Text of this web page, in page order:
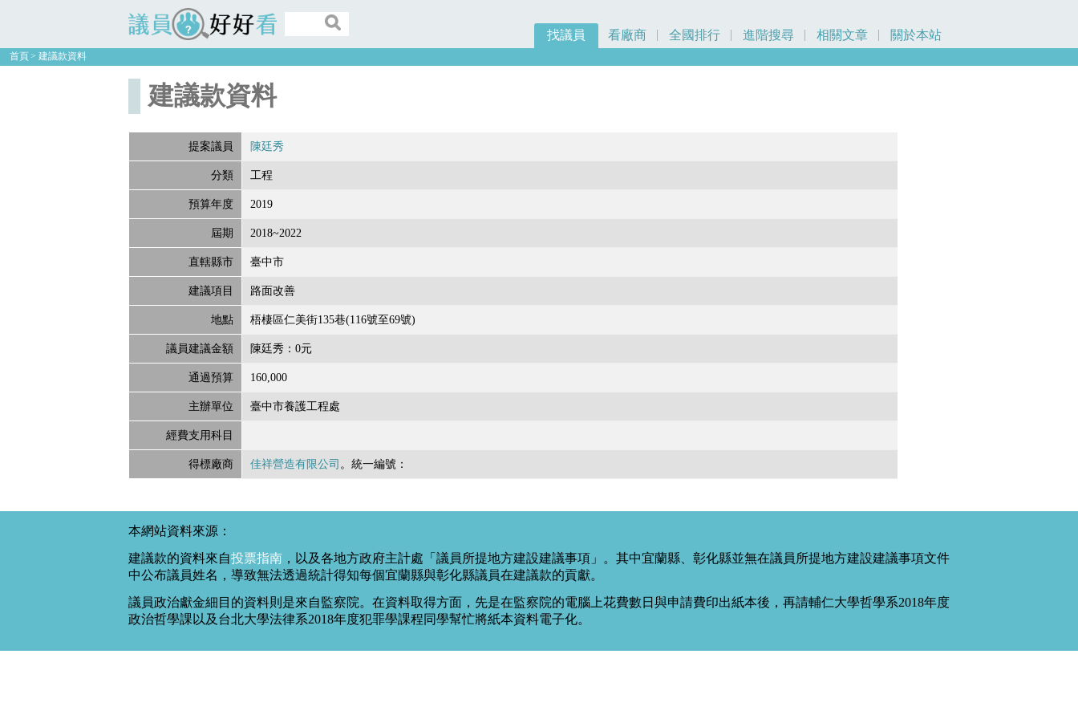
議員好好看
找議員 看廠商 全國排行 進階搜尋 相關文章 關於本站
首頁 建議款資料
建議款資料
提案議員 陳廷秀
分類 工程
預算年度 2019
屆期 2018~2022
直轄縣市 臺中市
建議項目 路面改善
地點 梧棲區仁美街135巷(116號至69號)
議員建議金額 陳廷秀：0元
通過預算 160,000
主辦單位 臺中市養護工程處
經費支用科目
得標廠商 佳祥營造有限公司 。統一編號：
本網站資料來源：
建議款的資料來自投票指南 ，以及各地方政府主計處「議員所提地方建設建議事項」。其中宜蘭縣、彰化縣並無在議員所提地方建設建議事項文件
中公布議員姓名，導致無法透過統計得知每個宜蘭縣與彰化縣議員在建議款的貢獻。
議員政治獻金細目的資料則是來自監察院。在資料取得方面，先是在監察院的電腦上花費數日與申請費印出紙本後，再請輔仁大學哲學系2018年度
政治哲學課以及台北大學法律系2018年度犯罪學課程同學幫忙將紙本資料電子化。